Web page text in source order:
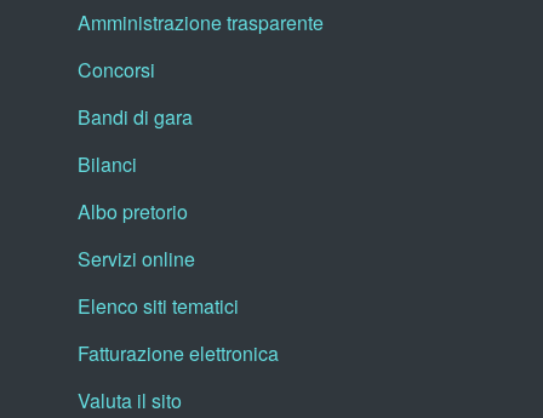
Amministrazione trasparente
Concorsi
Bandi di gara
Bilanci
Albo pretorio
Servizi online
Elenco siti tematici
Fatturazione elettronica
Valuta il sito